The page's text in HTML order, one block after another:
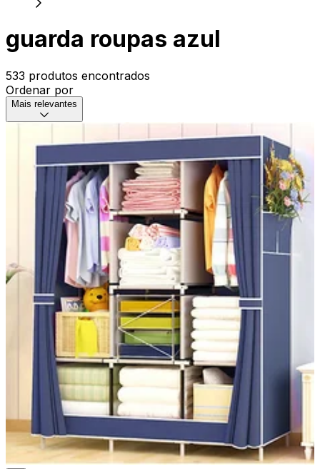
guarda roupas azul
533 produtos encontrados
Ordenar por
Mais relevantes